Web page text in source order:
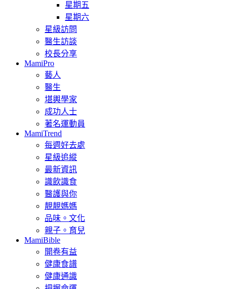
星期五
星期六
星級訪問
醫生訪談
校長分享
MamiPro
藝人
醫生
堪輿學家
成功人士
著名運動員
MamiTrend
每週好去處
星級追縱
最新資訊
識飲識食
醫護與你
靚靚媽媽
品味。文化
親子。育兒
MamiBible
開卷有益
健康食譜
健康通識